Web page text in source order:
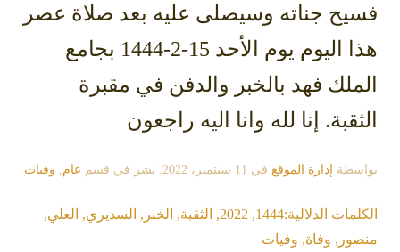
فسيح جناته وسيصلى عليه بعد صلاة عصر
هذا اليوم يوم الأحد 15-2-1444 بجامع
الملك فهد بالخبر والدفن في مقبرة
الثقبة. إنا لله وانا اليه راجعون
بواسطة إدارة الموقع في 11 سبتمبر، 2022 . نشر في قسم عام وفيات
الكلمات الدلالية:1444
,
2022
, الثقبة, الخبر , السديري, العلي,
منصور , وفاة, وفيات